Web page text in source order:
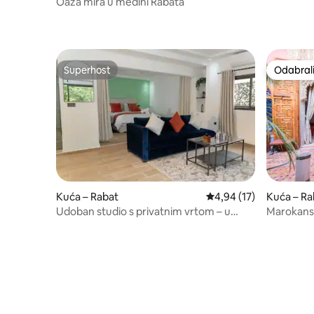
Superhost
Superhost
Kuća – Rabat Prosječna ocjena:
4,94 (17)
Udoban studio s privatnim vrtom – u
Kuća –